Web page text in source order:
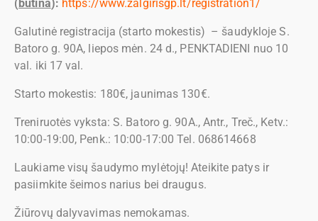
(būtina): https://www.zalgirisgp.lt/registration1/
Galutinė registracija (starto mokestis) – šaudykloje S.
Batoro g. 90A, liepos mėn. 24 d., PENKTADIENI nuo 10
val. iki 17 val.
Starto mokestis: 180€, jaunimas 130€.
Treniruotės vyksta: S. Batoro g. 90A., Antr., Treč., Ketv.:
10:00-19:00, Penk.: 10:00-17:00 Tel. 068614668
Laukiame visų šaudymo mylėtojų! Ateikite patys ir
pasiimkite šeimos narius bei draugus.
Žiūrovų dalyvavimas nemokamas.